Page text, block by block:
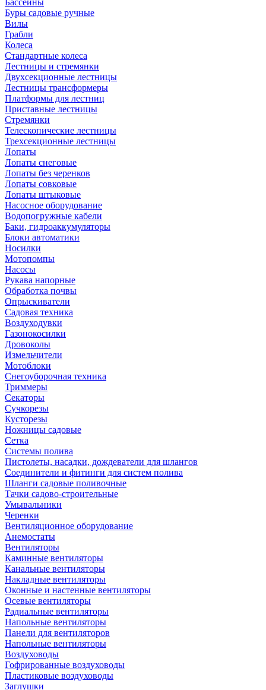
Бассейны
Буры садовые ручные
Вилы
Грабли
Колеса
Стандартные колеса
Лестницы и стремянки
Двухсекционные лестницы
Лестницы трансформеры
Платформы для лестниц
Приставные лестницы
Стремянки
Телескопические лестницы
Трехсекционные лестницы
Лопаты
Лопаты снеговые
Лопаты без черенков
Лопаты совковые
Лопаты штыковые
Насосное оборудование
Водопогружные кабели
Баки, гидроаккумуляторы
Блоки автоматики
Носилки
Мотопомпы
Насосы
Рукава напорные
Обработка почвы
Опрыскиватели
Садовая техника
Воздуходувки
Газонокосилки
Дровоколы
Измельчители
Мотоблоки
Снегоуборочная техника
Триммеры
Секаторы
Сучкорезы
Кусторезы
Ножницы садовые
Сетка
Системы полива
Пистолеты, насадки, дождеватели для шлангов
Соединители и фитинги для систем полива
Шланги садовые поливочные
Тачки садово-строительные
Умывальники
Черенки
Вентиляционное оборудование
Анемостаты
Вентиляторы
Каминные вентиляторы
Канальные вентиляторы
Накладные вентиляторы
Оконные и настенные вентиляторы
Осевые вентиляторы
Радиальные вентиляторы
Напольные вентиляторы
Панели для вентиляторов
Напольные вентиляторы
Воздуховоды
Гофрированные воздуховоды
Пластиковые воздуховоды
Заглушки